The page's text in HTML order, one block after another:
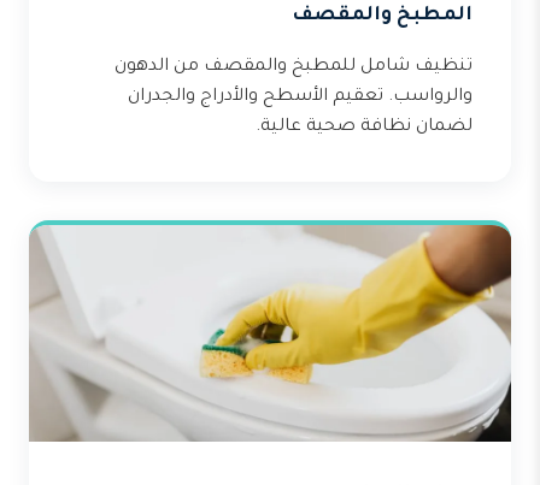
المطبخ والمقصف
تنظيف شامل للمطبخ والمقصف من الدهون
والرواسب. تعقيم الأسطح والأدراج والجدران
لضمان نظافة صحية عالية.